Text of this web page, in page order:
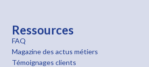
Ressources
FAQ
Magazine des actus métiers
Témoignages clients